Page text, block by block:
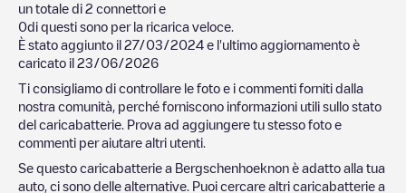
un totale di 2 connettori e
0di questi sono per la ricarica veloce.
È stato aggiunto il 27/03/2024 e l'ultimo aggiornamento è
caricato il 23/06/2026
Ti consigliamo di controllare le foto e i commenti forniti dalla
nostra comunità, perché forniscono informazioni utili sullo stato
del caricabatterie. Prova ad aggiungere tu stesso foto e
commenti per aiutare altri utenti.
Se questo caricabatterie a Bergschenhoeknon è adatto alla tua
auto, ci sono delle alternative. Puoi cercare altri caricabatterie a